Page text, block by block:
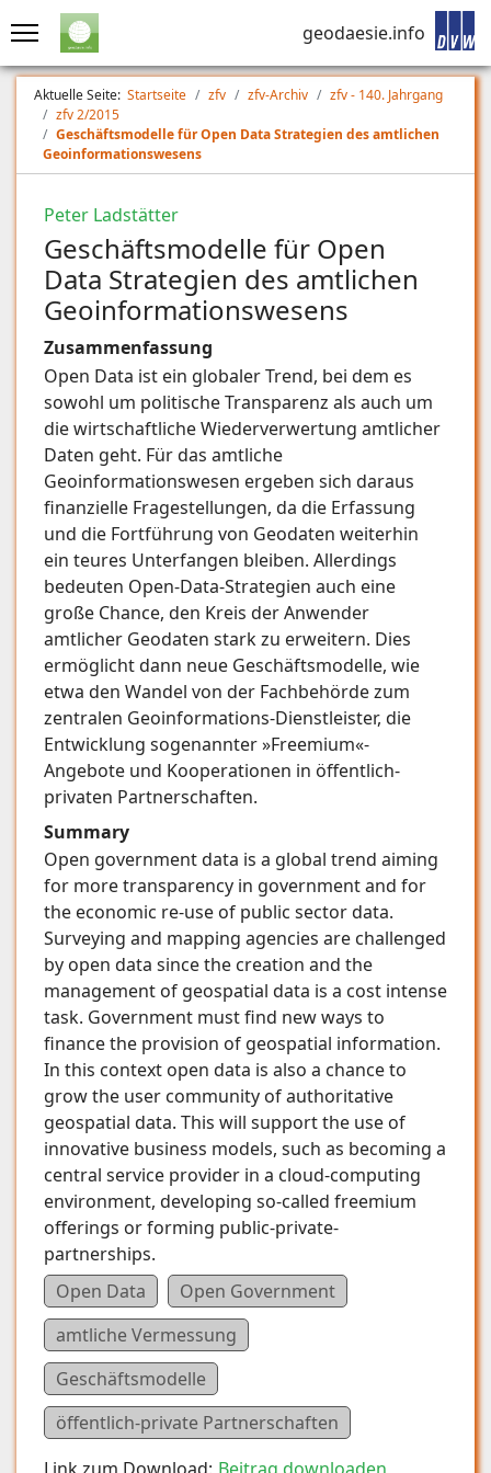
geodaesie.info
Aktuelle Seite: Startseite zfv zfv-Archiv
zfv - 140. Jahrgang
zfv 2/2015
Geschäftsmodelle für Open Data Strategien des amtlichen
Geoinformationswesens
Peter Ladstätter
Geschäftsmodelle für Open
Data Strategien des amtlichen
Geoinformationswesens
Zusammenfassung
Open Data ist ein globaler Trend, bei dem es
sowohl um politische Transparenz als auch um
die wirtschaftliche Wiederverwertung amtlicher
Daten geht. Für das amtliche
Geoinformationswesen ergeben sich daraus
finanzielle Fragestellungen, da die Erfassung
und die Fortführung von Geodaten weiterhin
ein teures Unterfangen bleiben. Allerdings
bedeuten Open-Data-Strategien auch eine
große Chance, den Kreis der Anwender
amtlicher Geodaten stark zu erweitern. Dies
ermöglicht dann neue Geschäftsmodelle, wie
etwa den Wandel von der Fachbehörde zum
zentralen Geoinformations-Dienstleister, die
Entwicklung sogenannter »Freemium«-
Angebote und Kooperationen in öffentlich-
privaten Partnerschaften.
Summary
Open government data is a global trend aiming
for more transparency in government and for
the economic re-use of public sector data.
Surveying and mapping agencies are challenged
by open data since the creation and the
management of geospatial data is a cost intense
task. Government must find new ways to
finance the provision of geospatial information.
In this context open data is also a chance to
grow the user community of authoritative
geospatial data. This will support the use of
innovative business models, such as becoming a
central service provider in a cloud-computing
environment, developing so-called freemium
offerings or forming public-private-
partnerships.
Open Data
Open Government
amtliche Vermessung
Geschäftsmodelle
öffentlich-private Partnerschaften